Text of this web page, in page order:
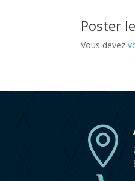
Poster
Vous devez
